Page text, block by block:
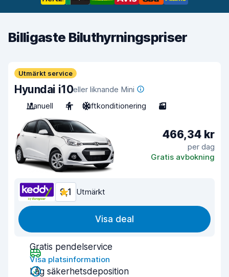
Billigaste Biluthyrningspriser
Utmärkt service
Hyundai i10eller liknande Mini
Manuell
4 Luftkonditionering 3
466,34 kr
per dag
Gratis avbokning
9,1 Utmärkt
Visa deal
Gratis pendelservice
Visa platsinformation
Låg säkerhetsdeposition